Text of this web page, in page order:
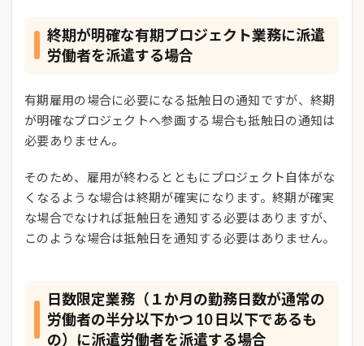
終期が明確な有期プロジェクト業務に派遣
労働者を派遣する場合
有期雇用の場合に必要になる抵触日の通知ですが、終期
が明確なプロジェクトへ参画する場合も抵触日の通知は
必要ありません。
そのため、雇用が終わるとともにプロジェクト自体がな
くなるような場合は終期が確実になります。終期が確実
な場合でなければ抵触日を通知する必要はありますが、
このような場合は抵触日を通知する必要はありません。
日数限定業務（１か月の勤務日数が通常の
労働者の半分以下かつ 10 日以下であるも
の）に派遣労働者を派遣する場合